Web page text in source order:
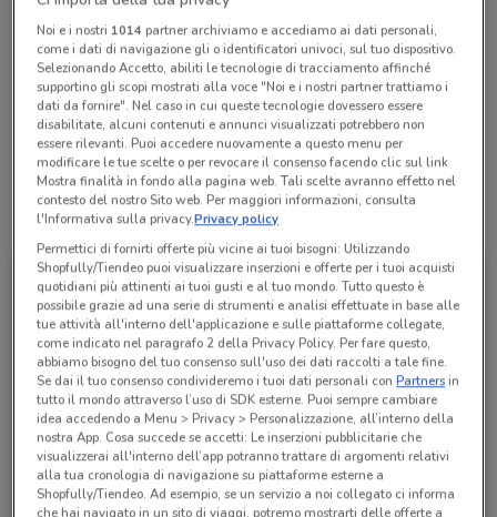
Chiama il negozio
Lunedì n.d.
Martedì n.d.
Mercoledì n.d.
Giovedì n.d.
Venerdì n.d.
Sabato n.d.
Domenica n.d.
0124 26175
Tutte le promozioni di questo negozio
Allianz
Noi e i nostri 1014partner archiviamo e accediamo ai dati personali,
come i dati di navigazione gli o identificatori univoci, sul tuo dispositivo.
Selezionando Accetto, abiliti le tecnologie di tracciamento affinché
supportino gli scopi mostrati alla voce "Noi e i nostri partner trattiamo i
dati da fornire". Nel caso in cui queste tecnologie dovessero essere
disabilitate, alcuni contenuti e annunci visualizzati potrebbero non
essere rilevanti. Puoi accedere nuovamente a questo menu per
modificare le tue scelte o per revocare il consenso facendo clic sul link
Mostra finalità in fondo alla pagina web. Tali scelte avranno effetto nel
contesto del nostro Sito web. Per maggiori informazioni, consulta
l'Informativa sulla privacy.Privacy policy
Permettici di fornirti offerte più vicine ai tuoi bisogni: Utilizzando
Shopfully/Tiendeo puoi visualizzare inserzioni e offerte per i tuoi acquisti
quotidiani più attinenti ai tuoi gusti e al tuo mondo. Tutto questo è
possibile grazie ad una serie di strumenti e analisi effettuate in base alle
tue attività all'interno dell'applicazione e sulle piattaforme collegate,
come indicato nel paragrafo 2 della Privacy Policy. Per fare questo,
abbiamo bisogno del tuo consenso sull'uso dei dati raccolti a tale fine.
Se dai il tuo consenso condivideremo i tuoi dati personali conPartnersin
tutto il mondo attraverso l’uso di SDK esterne. Puoi sempre cambiare
idea accedendo a Menu > Privacy > Personalizzazione, all’interno della
nostra App. Cosa succede se accetti: Le inserzioni pubblicitarie che
visualizzerai all'interno dell’app potranno trattare di argomenti relativi
alla tua cronologia di navigazione su piattaforme esterne a
Shopfully/Tiendeo. Ad esempio, se un servizio a noi collegato ci informa
che hai navigato in un sito di viaggi, potremo mostrarti delle offerte a